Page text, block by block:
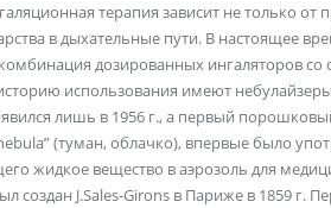
терапия зависит не только от
в дыхательные пути. В настоящее
дозированных ингаляторов
использования имеют
лишь в 1956 г., а первый
(туман, облачко), впервые было
жидкое вещество в аэрозоль для
создан J.Sales-Girons в Париже в 1859 г.